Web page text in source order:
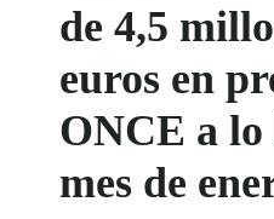
de 4,5
euros en
ONCE a
mes de